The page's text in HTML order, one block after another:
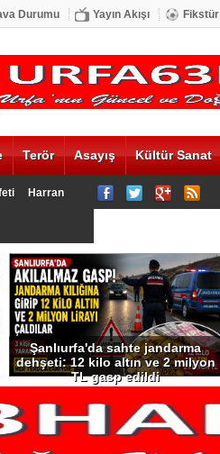
Durumu Yayın Akışı Fikstür
Terör Asayış Kültür Sanat
Harran
Şanlıurfa'da sahte jandarma
dehşeti: 12 kilo altın ve 2 milyon
TL gasp edildi